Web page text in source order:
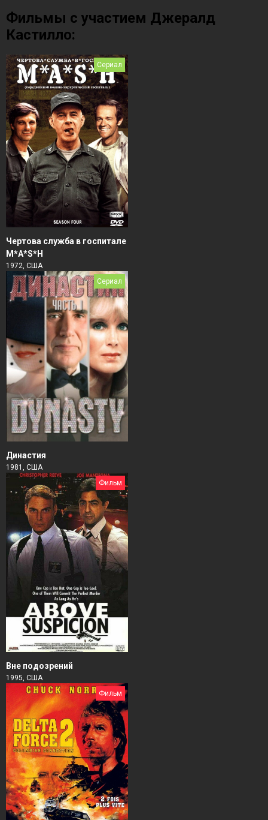
Фильмы с участием Джералд
Кастилло:
Сериал
Чертова служба в гoспитале
M*A*S*H
1972, США
Сериал
Династия
1981, США
Фильм
Вне подозрений
1995, США
Фильм